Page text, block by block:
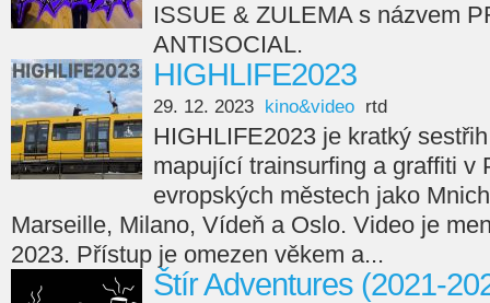
ISSUE & ZULEMA s názvem
ANTISOCIAL.
HIGHLIFE2023
29. 12. 2023 kino&video rtd
HIGHLIFE2023 je kratký
mapující trainsurfing a graffiti v
evropských městech jako
Marseille, Milano, Vídeň a Oslo. Video je
2023. Přístup je omezen věkem a...
Štír Adventures (2021-